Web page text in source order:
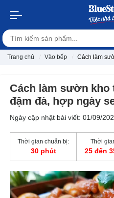
Trang chủ Vào bếp Cách làm
Cách làm sườn kho
đậm đà, hợp ngày
Ngày cập nhật bài viết: 01/09/
Thời gian chuẩn bị:
30 phút
Thời
25 đến